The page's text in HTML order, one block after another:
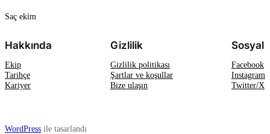
Saç ekim
Hakkında
Ekip
Tarihçe
Kariyer
Gizlilik
Gizlilik politikası
Şartlar ve koşullar
Bize ulaşın
Sosyal
Facebook
Instagram
Twitter/X
WordPress ile tasarlandı